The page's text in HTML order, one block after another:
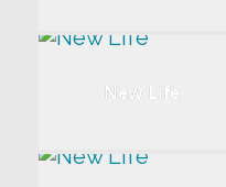
New Life